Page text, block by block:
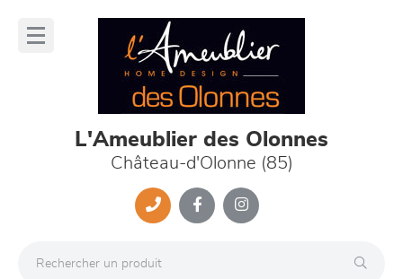
L'Ameublier des Olonnes
Château-d'Olonne (85)